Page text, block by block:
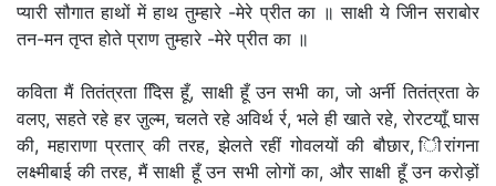
प्यारी सौगात हाथों में हाथ तुम्हारे -मेरे प्रीत का ॥ साक्षी ये जीिन सराबोर
तन-मन तृप्त होते प्राण तुम्हारे -मेरे प्रीत का ॥
कविता मैं तितंत्रता दििस हूँ, साक्षी हूँ उन सभी का, जो अर्नी तितंत्रता के
वलए, सहते रहे हर ज़ुल्म, चलते रहे अविर्थ र्र, भले ही खाते रहे, रोरटयाूँ घास
की, महाराणा प्रतार् की तरह, झेलते रहीं गोवलयों की बौछार, िीरांगना
लक्ष्मीबाई की तरह, मैं साक्षी हूँ उन सभी लोगों का, और साक्षी हूँ उन करोड़ों